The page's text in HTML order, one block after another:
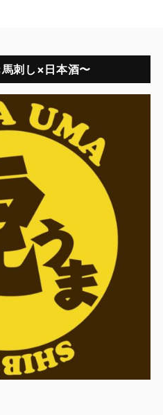
刺し×日本酒〜